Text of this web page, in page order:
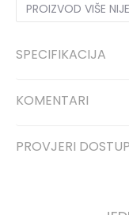
PROIZVOD VIŠE
SPECIFIKACIJA
KOMENTARI
PROVJERI